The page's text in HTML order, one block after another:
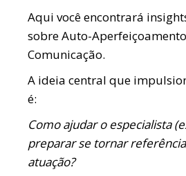
Aqui você encontrará
sobre Auto-
Comunicação.
A ideia central que
é:
Como ajudar o especialista
preparar se tornar
atuação?